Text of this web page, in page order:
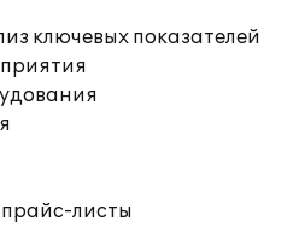
ключевых показателей
листы